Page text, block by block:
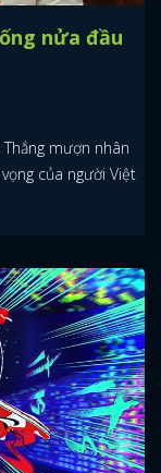
nửa đầu
mượn nhân
của người Việt